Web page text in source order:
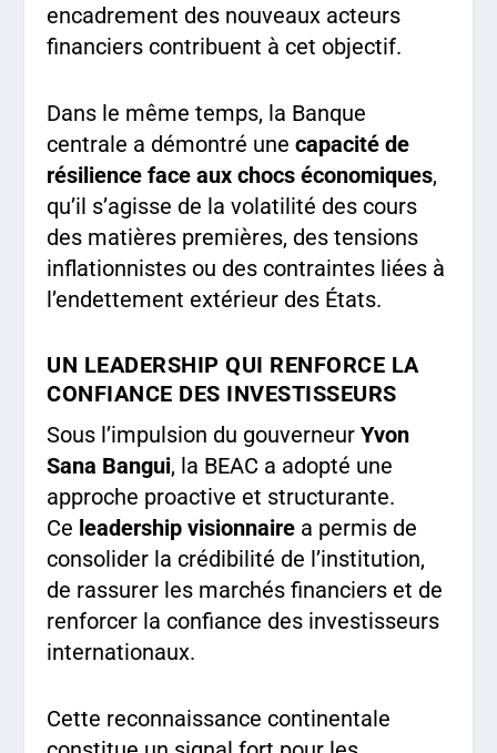
encadrement des nouveaux acteurs
financiers contribuent à cet objectif.
Dans le même temps, la Banque
centrale a démontré unecapacité de
résilience face aux chocs économiques,
qu’il s’agisse de la volatilité des cours
des matières premières, des tensions
inflationnistes ou des contraintes liées à
l’endettement extérieur des États.
UN LEADERSHIP QUI RENFORCE LA
CONFIANCE DES INVESTISSEURS
Sous l’impulsion du gouverneurYvon
Sana Bangui, la BEAC a adopté une
approche proactive et structurante.
Ce leadership visionnaire a permis de
consolider la crédibilité de l’institution,
de rassurer les marchés financiers et de
renforcer la confiance des investisseurs
internationaux.
Cette reconnaissance continentale